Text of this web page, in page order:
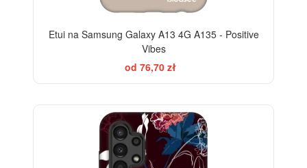
Etui na Samsung Galaxy A13 4G A135 - Positive
Vibes
od 76,70 zł